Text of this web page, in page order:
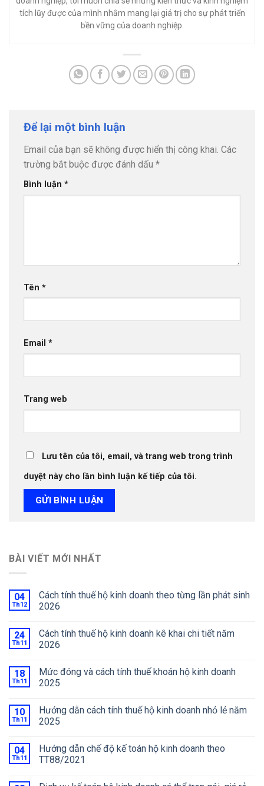
tích lũy được của mình nhằm mang lại giá trị cho sự phát triển
bền vững của doanh nghiệp.
Để lại một bình luận
Email của bạn sẽ không được hiển thị công khai. Các
trường bắt buộc được đánh dấu *
Bình luận *
Tên *
Email *
Trang web
Lưu tên của tôi, email, và trang web trong trình
duyệt này cho lần bình luận kế tiếp của tôi.
BÀI VIẾT MỚI NHẤT
04
Th12
Cách tính thuế hộ kinh doanh theo từng lần phát sinh
2026
24
Th11
Cách tính thuế hộ kinh doanh kê khai chi tiết năm
2026
18
Th11
Mức đóng và cách tính thuế khoán hộ kinh doanh
2025
10
Th11
Hướng dẫn cách tính thuế hộ kinh doanh nhỏ lẻ năm
2025
04
Th11
Hướng dẫn chế độ kế toán hộ kinh doanh theo
TT88/2021